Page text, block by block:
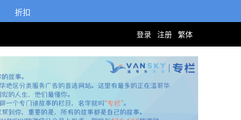
折扣
登录 注册 繁体